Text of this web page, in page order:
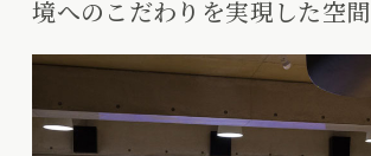
境へのこだわりを実現した空間